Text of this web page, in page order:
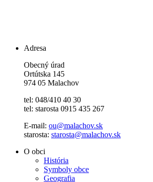
Adresa
Obecný úrad
Ortútska 145
974 05 Malachov
tel: 048/410 40 30
tel: starosta 0915 435 267
E-mail: ou@malachov.sk
starosta: starosta@malachov.sk
O obci
História
Symboly obce
Geografia